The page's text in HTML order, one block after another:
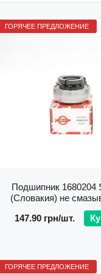
ГОРЯЧЕЕ ПРЕДЛОЖЕНИЕ
Подшипник 1680204
(Словакия) не
147.90 грн/шт.
ГОРЯЧЕЕ ПРЕДЛОЖЕНИЕ